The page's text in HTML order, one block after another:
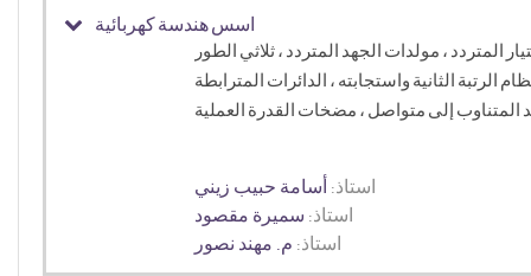
اسس هندسة كهربائية
المتردد ، مولدات الجهد المتردد ، ثلاثي الطور
الرتبة الثانية واستجابته ، الدائرات المترابطة
استاذ: أسامة حبيب زيني
استاذ: سميرة مقصود
استاذ: م. مهند نصور